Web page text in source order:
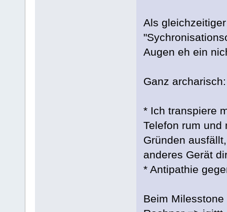
Als
Augen eh ein
Ganz archarisch:
* Ich transpiere
Telefon rum
Gründen
anderes Gerät
* Antipathie
Beim